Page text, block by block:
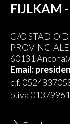
FIJLKAM
C/O STADIO
60131
Email:
c.f.
p.iva